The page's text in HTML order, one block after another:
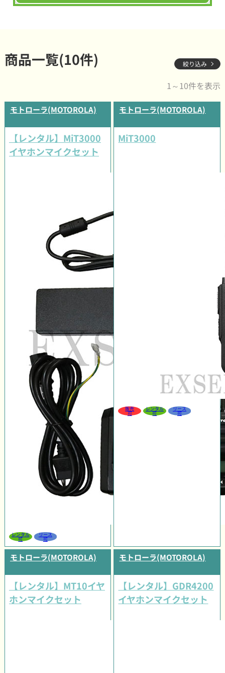
商品一覧(10件) 絞り込み
1～10件を表示
モトローラ(MOTOROLA)
【レンタル】MiT3000
イヤホンマイクセット
レンタル
可
リース
可
モトローラ(MOTOROLA)
MiT3000
販売
可
レンタル
可
リース
可
モトローラ(MOTOROLA)
【レンタル】MT10イヤ
ホンマイクセット
モトローラ(MOTOROLA)
【レンタル】GDR4200
イヤホンマイクセット